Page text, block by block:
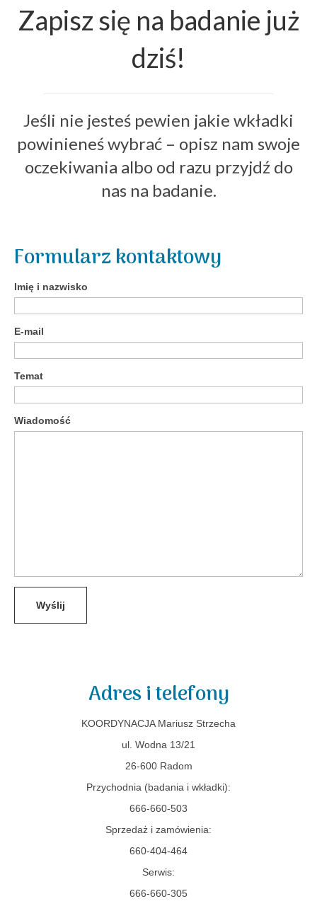
Zapisz się na badanie już
dziś!
Jeśli nie jesteś pewien jakie wkładki
powinieneś wybrać – opisz nam swoje
oczekiwania albo od razu przyjdź do
nas na badanie.
Formularz kontaktowy
Imię i nazwisko
E-mail
Temat
Wiadomość
Wyślij
Adres i telefony
KOORDYNACJA Mariusz Strzecha
ul. Wodna 13/21
26-600 Radom
Przychodnia (badania i wkładki):
666-660-503
Sprzedaż i zamówienia:
660-404-464
Serwis:
666-660-305